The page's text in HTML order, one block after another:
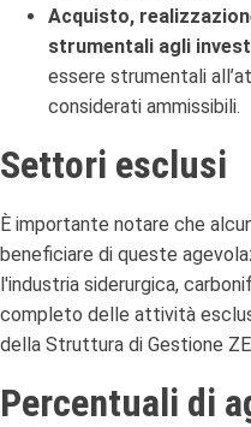
Acquisto,
strumentali agli
essere strumentali
considerati ammissibili.
Settori esclusi
È importante notare che
beneficiare di queste
l'industria siderurgica,
completo delle attività
della Struttura di Gestione
Percentuali di